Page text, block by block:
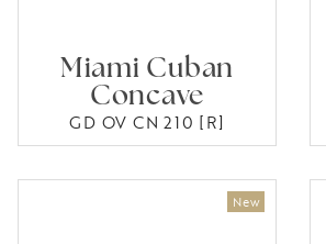
Miami Cuban
Concave
GD OV CN 210 [R]